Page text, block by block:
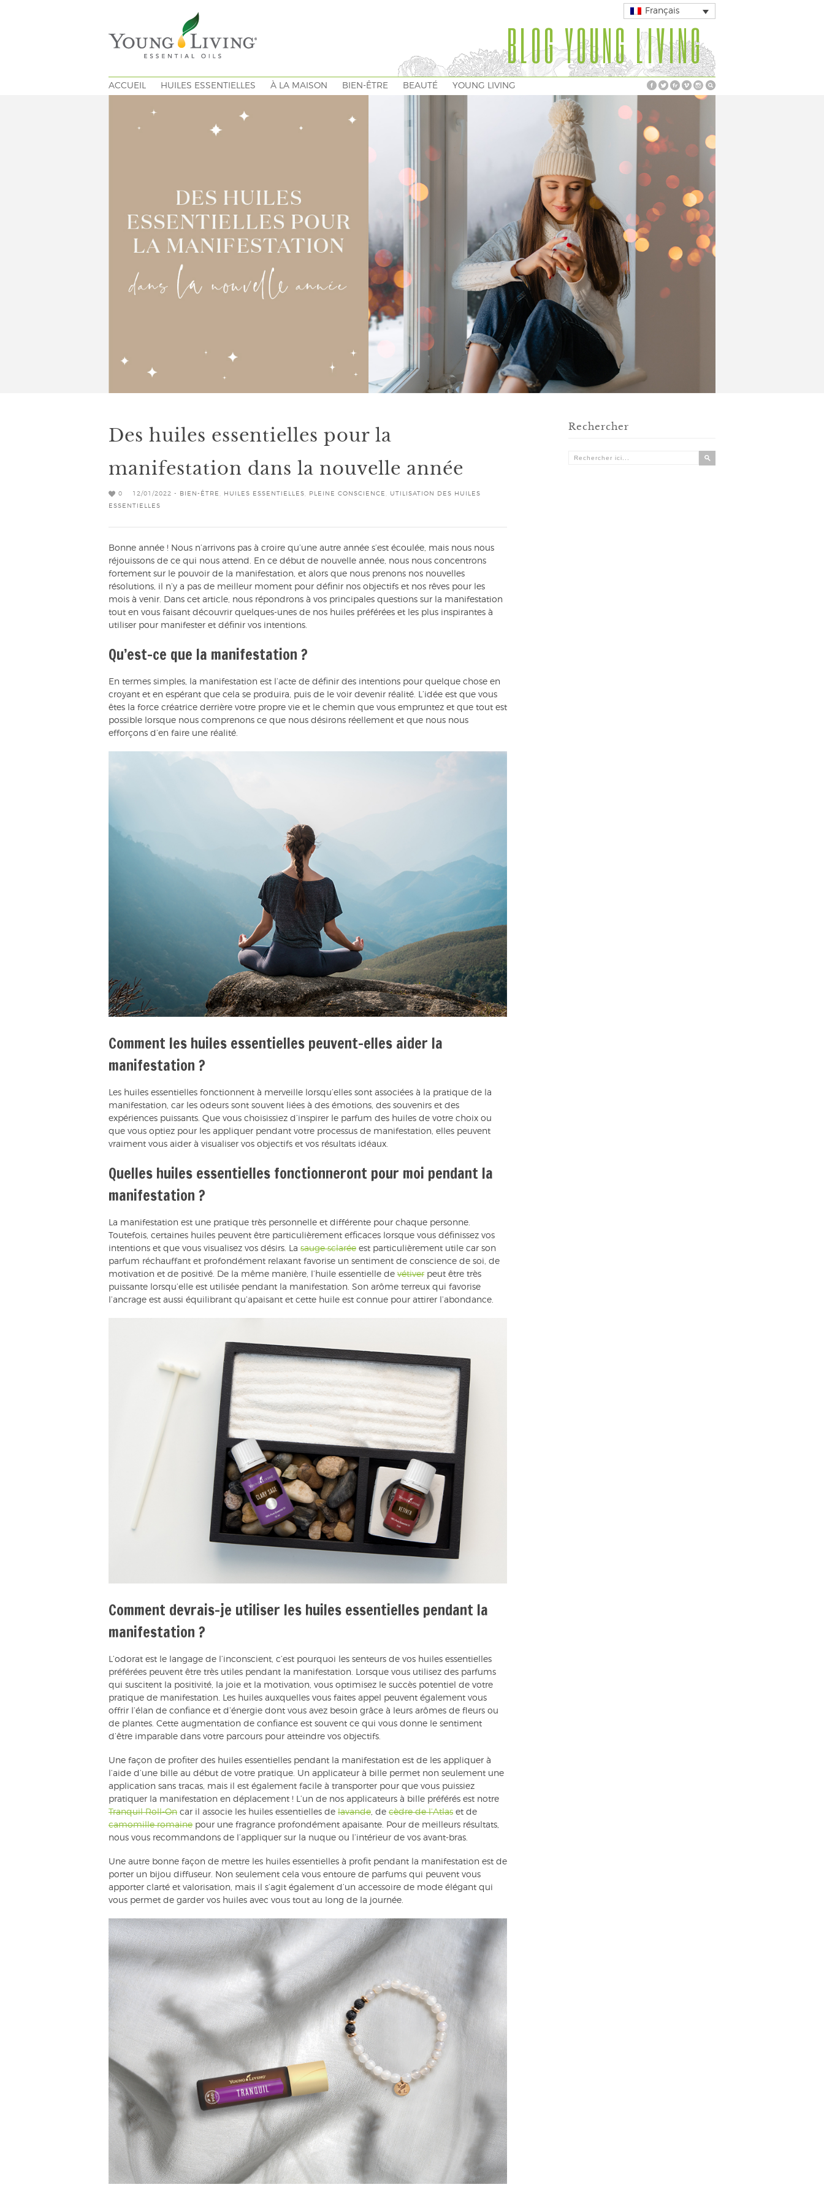
Français
BLOG YOUNG LIVING
ACCUEIL HUILES ESSENTIELLES À LA MAISON BIEN-ÊTRE BEAUTÉ YOUNG LIVING
Des huiles essentielles pour la
manifestation dans la nouvelle année
0 12/01/2022 - BIEN-ÊTRE HUILES ESSENTIELLES PLEINE CONSCIENCE
UTILISATION DES HUILES
ESSENTIELLES
Bonne année ! Nous n’arrivons pas à croire qu’une autre année s’est écoulée, mais nous nous
réjouissons de ce qui nous attend. En ce début de nouvelle année, nous nous concentrons
fortement sur le pouvoir de la manifestation, et alors que nous prenons nos nouvelles
résolutions, il n’y a pas de meilleur moment pour définir nos objectifs et nos rêves pour les
mois à venir. Dans cet article, nous répondrons à vos principales questions sur la manifestation
tout en vous faisant découvrir quelques-unes de nos huiles préférées et les plus inspirantes à
utiliser pour manifester et définir vos intentions.
Qu’est-ce que la manifestation ?
En termes simples, la manifestation est l’acte de définir des intentions pour quelque chose en
croyant et en espérant que cela se produira, puis de le voir devenir réalité. L’idée est que vous
êtes la force créatrice derrière votre propre vie et le chemin que vous empruntez et que tout est
possible lorsque nous comprenons ce que nous désirons réellement et que nous nous
efforçons d’en faire une réalité.
Comment les huiles essentielles peuvent-elles aider la
manifestation ?
Les huiles essentielles fonctionnent à merveille lorsqu’elles sont associées à la pratique de la
manifestation, car les odeurs sont souvent liées à des émotions, des souvenirs et des
expériences puissants. Que vous choisissiez d’inspirer le parfum des huiles de votre choix ou
que vous optiez pour les appliquer pendant votre processus de manifestation, elles peuvent
vraiment vous aider à visualiser vos objectifs et vos résultats idéaux.
Quelles huiles essentielles fonctionneront pour moi pendant la
manifestation ?
La manifestation est une pratique très personnelle et différente pour chaque personne.
Toutefois, certaines huiles peuvent être particulièrement efficaces lorsque vous définissez vos
intentions et que vous visualisez vos désirs. La sauge sclarée est particulièrement utile car son
parfum réchauffant et profondément relaxant favorise un sentiment de conscience de soi, de
motivation et de positivé. De la même manière, l’huile essentielle de vétiver peut être très
puissante lorsqu’elle est utilisée pendant la manifestation. Son arôme terreux qui favorise
l’ancrage est aussi équilibrant qu’apaisant et cette huile est connue pour attirer l’abondance.
Comment devrais-je utiliser les huiles essentielles pendant la
manifestation ?
L’odorat est le langage de l’inconscient, c’est pourquoi les senteurs de vos huiles essentielles
préférées peuvent être très utiles pendant la manifestation. Lorsque vous utilisez des parfums
qui suscitent la positivité, la joie et la motivation, vous optimisez le succès potentiel de votre
pratique de manifestation. Les huiles auxquelles vous faites appel peuvent également vous
offrir l’élan de confiance et d’énergie dont vous avez besoin grâce à leurs arômes de fleurs ou
de plantes. Cette augmentation de confiance est souvent ce qui vous donne le sentiment
d’être imparable dans votre parcours pour atteindre vos objectifs.
Une façon de profiter des huiles essentielles pendant la manifestation est de les appliquer à
l’aide d’une bille au début de votre pratique. Un applicateur à bille permet non seulement une
application sans tracas, mais il est également facile à transporter pour que vous puissiez
pratiquer la manifestation en déplacement ! L’un de nos applicateurs à bille préférés est notre
Tranquil Roll-On car il associe les huiles essentielles de lavande , de cèdre de l’Atlas et de
camomille romaine pour une fragrance profondément apaisante. Pour de meilleurs résultats,
nous vous recommandons de l’appliquer sur la nuque ou l’intérieur de vos avant-bras.
Une autre bonne façon de mettre les huiles essentielles à profit pendant la manifestation est de
porter un bijou diffuseur. Non seulement cela vous entoure de parfums qui peuvent vous
apporter clarté et valorisation, mais il s’agit également d’un accessoire de mode élégant qui
vous permet de garder vos huiles avec vous tout au long de la journée.
Rechercher